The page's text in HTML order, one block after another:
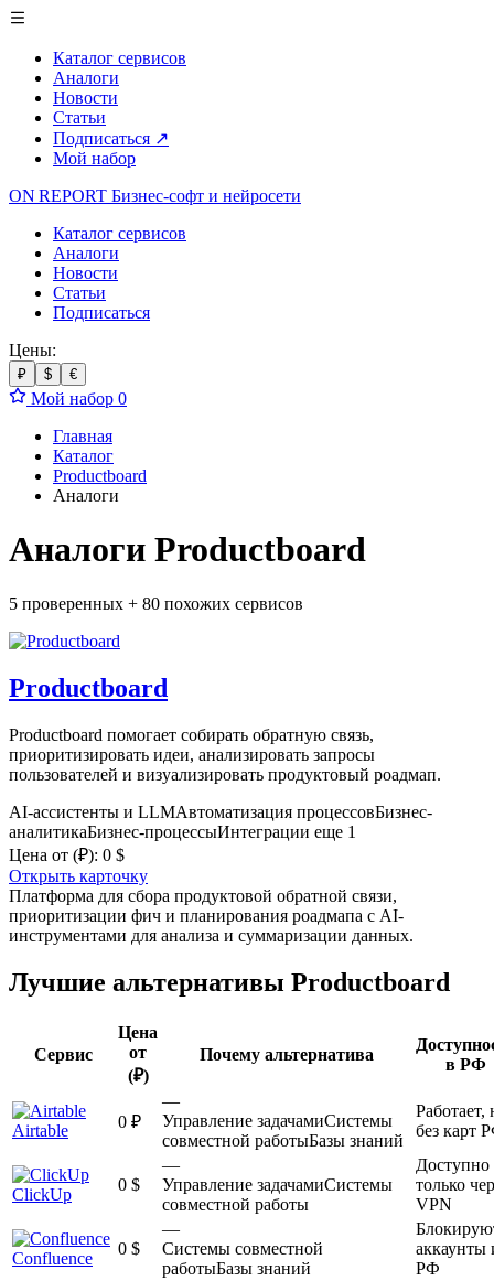
Каталог сервисов
Аналоги
Новости
Статьи
Подписаться ↗
Мой набор
ON REPORT Бизнес-софт и нейросети
Каталог сервисов
Аналоги
Новости
Статьи
Подписаться
Цены:
₽ $ €
Мой набор 0
Главная
Каталог
Productboard
Аналоги
Аналоги Productboard
5 проверенных + 80 похожих сервисов
Productboard
Productboard помогает собирать обратную связь,
приоритизировать идеи, анализировать запросы
пользователей и визуализировать продуктовый роадмап.
AI-ассистенты и LLMАвтоматизация процессовБизнес-
аналитикаБизнес-процессыИнтеграции еще 1
Цена от (₽): 0 $
Открыть карточку
Платформа для сбора продуктовой обратной связи,
приоритизации фич и планирования роадмапа с AI-
инструментами для анализа и суммаризации данных.
Лучшие альтернативы Productboard
Сервис
Цена
от
(₽)
Почему альтернатива
в РФ
Airtable 0 ₽
—
Управление задачамиСистемы
совместной работыБазы знаний
Работает,
без карт
ClickUp
0 $
—
Управление задачамиСистемы
совместной работы
Доступно
только
VPN
Confluence
0 $
—
Системы совместной
работыБазы знаний
аккаунты
РФ